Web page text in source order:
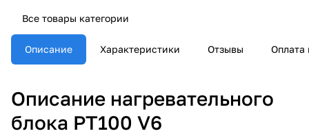
Все товары категории
Описание Характеристики Отзывы Оплата
Описание нагревательного
блока PT100 V6